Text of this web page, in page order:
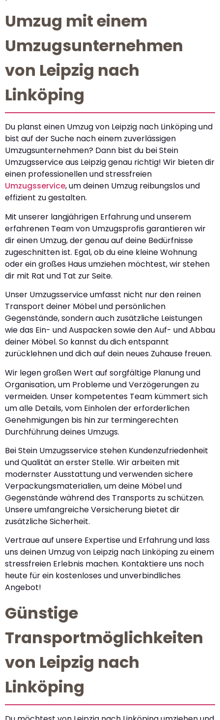
Umzug mit einem
Umzugsunternehmen
von Leipzig nach
Linköping
Du planst einen Umzug von Leipzig nach Linköping und
bist auf der Suche nach einem zuverlässigen
Umzugsunternehmen? Dann bist du bei Stein
Umzugsservice aus Leipzig genau richtig! Wir bieten dir
einen professionellen und stressfreien
Umzugsservice, um deinen Umzug reibungslos und
effizient zu gestalten.
Mit unserer langjährigen Erfahrung und unserem
erfahrenen Team von Umzugsprofis garantieren wir
dir einen Umzug, der genau auf deine Bedürfnisse
zugeschnitten ist. Egal, ob du eine kleine Wohnung
oder ein großes Haus umziehen möchtest, wir stehen
dir mit Rat und Tat zur Seite.
Unser Umzugsservice umfasst nicht nur den reinen
Transport deiner Möbel und persönlichen
Gegenstände, sondern auch zusätzliche Leistungen
wie das Ein- und Auspacken sowie den Auf- und Abbau
deiner Möbel. So kannst du dich entspannt
zurücklehnen und dich auf dein neues Zuhause freuen.
Wir legen großen Wert auf sorgfältige Planung und
Organisation, um Probleme und Verzögerungen zu
vermeiden. Unser kompetentes Team kümmert sich
um alle Details, vom Einholen der erforderlichen
Genehmigungen bis hin zur termingerechten
Durchführung deines Umzugs.
Bei Stein Umzugsservice stehen Kundenzufriedenheit
und Qualität an erster Stelle. Wir arbeiten mit
modernster Ausstattung und verwenden sichere
Verpackungsmaterialien, um deine Möbel und
Gegenstände während des Transports zu schützen.
Unsere umfangreiche Versicherung bietet dir
zusätzliche Sicherheit.
Vertraue auf unsere Expertise und Erfahrung und lass
uns deinen Umzug von Leipzig nach Linköping zu einem
stressfreien Erlebnis machen. Kontaktiere uns noch
heute für ein kostenloses und unverbindliches
Angebot!
Günstige
Transportmöglichkeiten
von Leipzig nach
Linköping